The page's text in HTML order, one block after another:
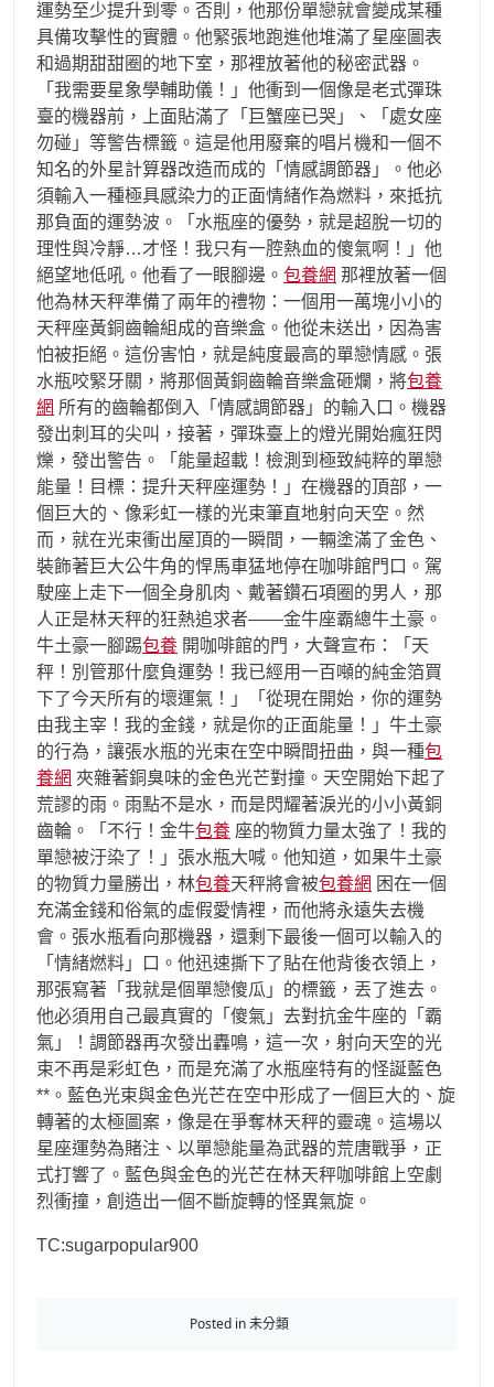
運勢至少提升到零。否則，他那份單戀就會變成某種
具備攻擊性的實體。他緊張地跑進他堆滿了星座圖表
和過期甜甜圈的地下室，那裡放著他的秘密武器。
「我需要星象學輔助儀！」他衝到一個像是老式彈珠
臺的機器前，上面貼滿了「巨蟹座已哭」、「處女座
勿碰」等警告標籤。這是他用廢棄的唱片機和一個不
知名的外星計算器改造而成的「情感調節器」。他必
須輸入一種極具感染力的正面情緒作為燃料，來抵抗
那負面的運勢波。「水瓶座的優勢，就是超脫一切的
理性與冷靜…才怪！我只有一腔熱血的傻氣啊！」他
絕望地低吼。他看了一眼腳邊。 包養網 那裡放著一個
他為林天秤準備了兩年的禮物：一個用一萬塊小小的
天秤座黃銅齒輪組成的音樂盒。他從未送出，因為害
怕被拒絕。這份害怕，就是純度最高的單戀情感。張
水瓶咬緊牙關，將那個黃銅齒輪音樂盒砸爛，將包養
網 所有的齒輪都倒入「情感調節器」的輸入口。機器
發出刺耳的尖叫，接著，彈珠臺上的燈光開始瘋狂閃
爍，發出警告。「能量超載！檢測到極致純粹的單戀
能量！目標：提升天秤座運勢！」在機器的頂部，一
個巨大的、像彩虹一樣的光束筆直地射向天空。然
而，就在光束衝出屋頂的一瞬間，一輛塗滿了金色、
裝飾著巨大公牛角的悍馬車猛地停在咖啡館門口。駕
駛座上走下一個全身肌肉、戴著鑽石項圈的男人，那
人正是林天秤的狂熱追求者——金牛座霸總牛土豪。
牛土豪一腳踢包養 開咖啡館的門，大聲宣布：「天
秤！別管那什麼負運勢！我已經用一百噸的純金箔買
下了今天所有的壞運氣！」「從現在開始，你的運勢
由我主宰！我的金錢，就是你的正面能量！」牛土豪
的行為，讓張水瓶的光束在空中瞬間扭曲，與一種包
養網 夾雜著銅臭味的金色光芒對撞。天空開始下起了
荒謬的雨。雨點不是水，而是閃耀著淚光的小小黃銅
齒輪。「不行！金牛包養 座的物質力量太強了！我的
單戀被汙染了！」張水瓶大喊。他知道，如果牛土豪
的物質力量勝出，林包養天秤將會被包養網 困在一個
充滿金錢和俗氣的虛假愛情裡，而他將永遠失去機
會。張水瓶看向那機器，還剩下最後一個可以輸入的
「情緒燃料」口。他迅速撕下了貼在他背後衣領上，
那張寫著「我就是個單戀傻瓜」的標籤，丟了進去。
他必須用自己最真實的「傻氣」去對抗金牛座的「霸
氣」！調節器再次發出轟鳴，這一次，射向天空的光
束不再是彩虹色，而是充滿了水瓶座特有的怪誕藍色
**。藍色光束與金色光芒在空中形成了一個巨大的、旋
轉著的太極圖案，像是在爭奪林天秤的靈魂。這場以
星座運勢為賭注、以單戀能量為武器的荒唐戰爭，正
式打響了。藍色與金色的光芒在林天秤咖啡館上空劇
烈衝撞，創造出一個不斷旋轉的怪異氣旋。
TC:sugarpopular900
Posted in 未分類